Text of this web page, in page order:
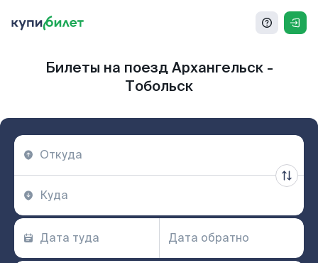
Билеты на поезд Архангельск -
Тобольск